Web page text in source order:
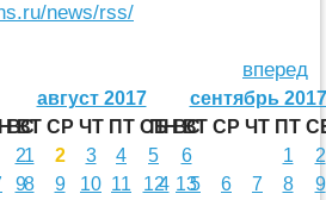
news/rss/
вперед
ВС
2
9
август 2017
ВТ СР ЧТ ПТ СБ ВС
1
2 3 4 5
6
8 9 10 11 12
13
сентябрь 2017
ПН ВТ СР ЧТ ПТ
1
2
4
5 6 7 8
9